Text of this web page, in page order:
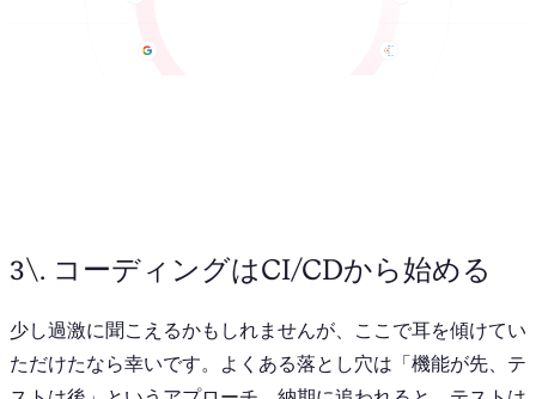
3\. コーディングはCI/CDから始める
少し過激に聞こえるかもしれませんが、ここで耳を傾けてい
ただけたなら幸いです。よくある落とし穴は「機能が先、テ